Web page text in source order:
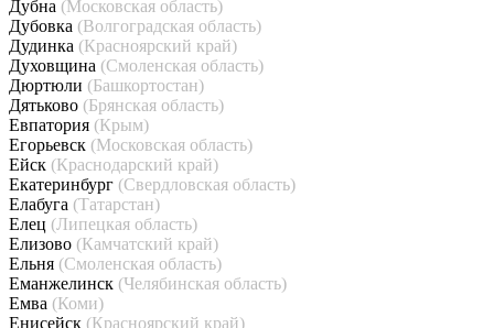
Дубна (Московская область)
Дубовка (Волгоградская область)
Дудинка (Красноярский край)
Духовщина (Смоленская область)
Дюртюли (Башкортостан)
Дятьково (Брянская область)
Евпатория (Крым)
Егорьевск (Московская область)
Ейск (Краснодарский край)
Екатеринбург (Свердловская область)
Елабуга (Татарстан)
Елец (Липецкая область)
Елизово (Камчатский край)
Ельня (Смоленская область)
Еманжелинск (Челябинская область)
Емва (Коми)
Енисейск (Красноярский край)